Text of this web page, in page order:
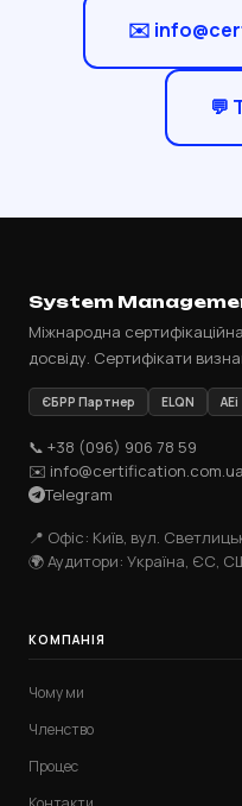
✉️
💬
System
Міжнародна
досвіду. Сертифікати
ЄБРР Партнер ELQN AEi
📞 +38 (096) 906 78 59
✉️ info@certification.com.ua
Telegram
📍 Офіс: Київ, вул.
🌍 Аудитори: Україна, ЄС,
КОМПАНІЯ
Чому ми
Членство
Процес